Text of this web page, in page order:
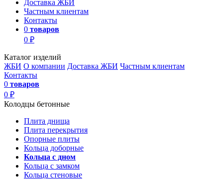
Доставка ЖБИ
Частным клиентам
Контакты
0 товаров
0 ₽
Каталог изделий
ЖБИ О компании Доставка ЖБИ Частным клиентам
Контакты
0 товаров
0 ₽
Колодцы бетонные
Плита днища
Плита перекрытия
Опорные плиты
Кольца доборные
Кольца с дном
Кольца с замком
Кольца стеновые